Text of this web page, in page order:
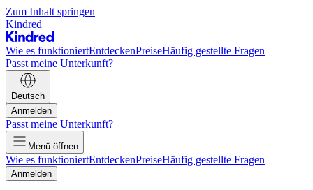
Zum Inhalt springen
Kindred
Wie es funktioniertEntdeckenPreiseHäufig gestellte Fragen
Passt meine Unterkunft?
Deutsch
Anmelden
Passt meine Unterkunft?
Menü öffnen
Wie es funktioniertEntdeckenPreiseHäufig gestellte Fragen
Anmelden